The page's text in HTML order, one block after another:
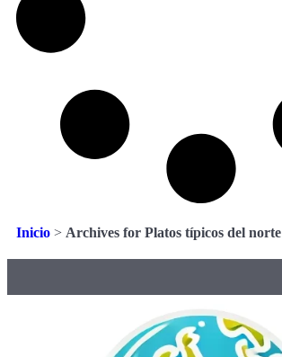
Inicio > Archives for Platos típicos del norte